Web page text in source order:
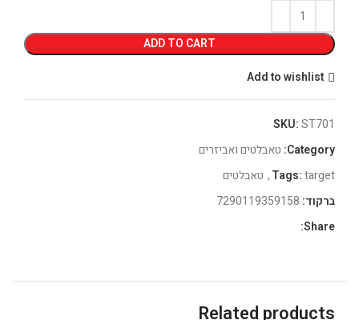
ADD TO CART
Add to wishlist
SKU:ST701
Category: טאבלטים ואביזרים
Tags:target
, טאבלטים
ברקוד:
Share:
Related products